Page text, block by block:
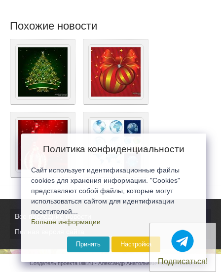
Похожие новости
Все последние новости
Полная версия сайта
Создатель проекта 0lik.ru - Александр Анатольевич © 2007-2026
Подписаться!
Политика конфиденциальности
Сайт использует идентификационные файлы
cookies для хранения информации. "Cookies"
представляют собой файлы, которые могут
использоваться сайтом для идентификации
посетителей...
Больше информации
Принять Настройка